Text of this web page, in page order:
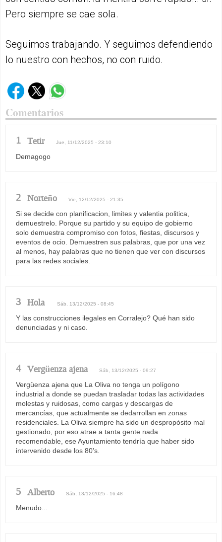
Pero siempre se cae sola.
Seguimos trabajando. Y seguimos defendiendo
lo nuestro con hechos, no con ruido.
Comentarios
1 Tetir Jue, 11/12/2025 - 23:10
Demagogo
2 Norteño Vie, 12/12/2025 - 21:35
Si se decide con planificacion, limites y valentia politica,
demuestrelo. Porque su partido y su equipo de gobierno
solo demuestra compromiso con fotos, fiestas, discursos y
eventos de ocio. Demuestren sus palabras, que por una vez
al menos, hay palabras que no tienen que ver con discursos
para las redes sociales.
3 Hola Sáb, 13/12/2025 - 08:45
Y las construcciones ilegales en Corralejo? Qué han sido
denunciadas y ni caso.
4 Vergüenza ajena Sáb, 13/12/2025 - 09:27
Vergüenza ajena que La Oliva no tenga un polígono
industrial a donde se puedan trasladar todas las actividades
molestas y ruidosas, como cargas y descargas de
mercancías, que actualmente se dedarrollan en zonas
residenciales. La Oliva siempre ha sido un despropósito mal
gestionado, por eso atrae a tanta gente nada
recomendable, ese Ayuntamiento tendría que haber sido
intervenido desde los 80's.
5 Alberto Sáb, 13/12/2025 - 16:48
Menudo...